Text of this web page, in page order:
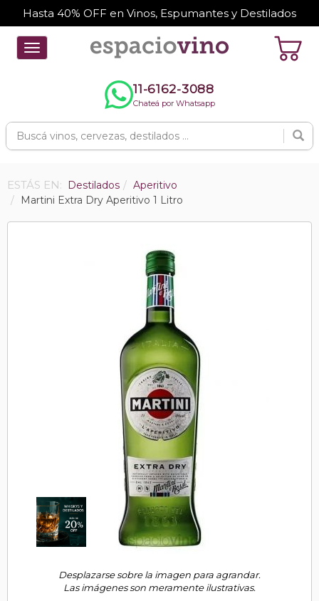
Hasta 40% OFF en Vinos, Espumantes y Destilados
Toggle
navigation
11-6162-3088
Chateá por Whatsapp
ESTÁS EN: Destilados
Aperitivo
Martini Extra Dry Aperitivo 1 Litro
Desplazarse sobre la imagen para agrandar.
Las imágenes son meramente ilustrativas.